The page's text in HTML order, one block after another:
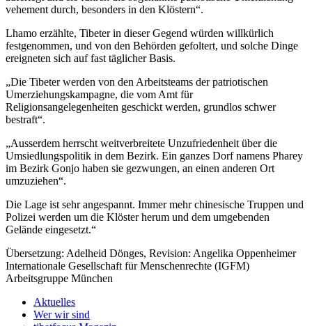
vehement durch, besonders in den Klöstern“.
Lhamo erzählte, Tibeter in dieser Gegend würden willkürlich
festgenommen, und von den Behörden gefoltert, und solche Dinge
ereigneten sich auf fast täglicher Basis.
„Die Tibeter werden von den Arbeitsteams der patriotischen
Umerziehungskampagne, die vom Amt für
Religionsangelegenheiten geschickt werden, grundlos schwer
bestraft“.
„Ausserdem herrscht weitverbreitete Unzufriedenheit über die
Umsiedlungspolitik in dem Bezirk. Ein ganzes Dorf namens Pharey
im Bezirk Gonjo haben sie gezwungen, an einen anderen Ort
umzuziehen“.
Die Lage ist sehr angespannt. Immer mehr chinesische Truppen und
Polizei werden um die Klöster herum und dem umgebenden
Gelände eingesetzt.“
Übersetzung: Adelheid Dönges, Revision: Angelika Oppenheimer
Internationale Gesellschaft für Menschenrechte (IGFM)
Arbeitsgruppe München
Aktuelles
Wer wir sind